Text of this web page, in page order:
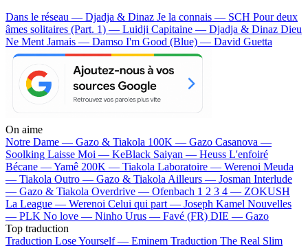
Dans le réseau — Djadja & Dinaz Je la connais — SCH Pour deux
âmes solitaires (Part. 1) — Luidji Capitaine — Djadja & Dinaz Dieu
Ne Ment Jamais — Damso I'm Good (Blue) — David Guetta
On aime
Notre Dame — Gazo & Tiakola 100K — Gazo Casanova —
Soolking Laisse Moi — KeBlack Saiyan — Heuss L'enfoiré
Bécane —Yamê 200K — Tiakola Laboratoire — Werenoi Meuda
— Tiakola Outro — Gazo & Tiakola Ailleurs — Josman Interlude
— Gazo & Tiakola Overdrive — Ofenbach 1 2 3 4 — ZOKUSH
La League — Werenoi Celui qui part — Joseph Kamel Nouvelles
— PLK No love — Ninho Urus — Favé (FR) DIE — Gazo
Top traduction
Traduction Lose Yourself — Eminem Traduction The Real Slim